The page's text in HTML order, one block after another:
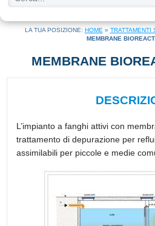
LA TUA POSIZIONE: HOME » TRATTAMENTI
MEMBRANE
MEMBRANE
L’impianto a fanghi attivi con
trattamento di depurazione per
assimilabili per piccole e medie